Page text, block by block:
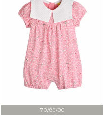
70/80/90